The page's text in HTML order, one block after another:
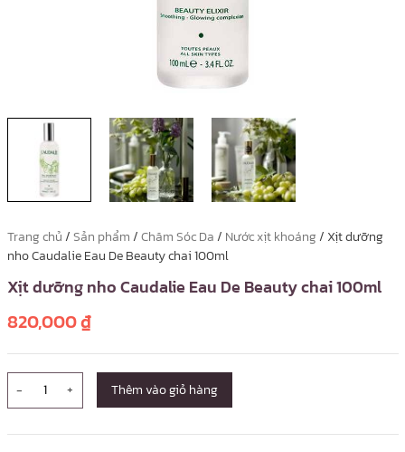
Trang chủ/Sản phẩm/Chăm Sóc Da/ Nước xịt khoáng/ Xịt dưỡng
nho Caudalie Eau De Beauty chai 100ml
Xịt dưỡng nho Caudalie Eau De Beauty chai 100ml
820,000₫
- + Thêm vào giỏ hàng